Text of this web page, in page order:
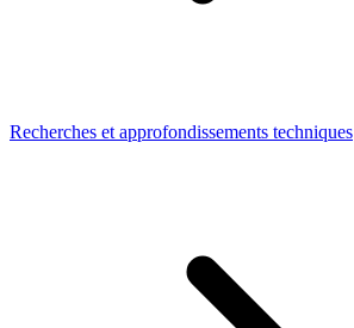
Recherches et approfondissements techniques